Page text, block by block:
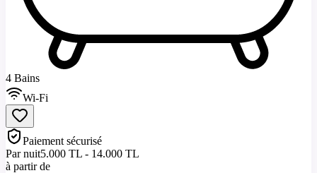
4 Bains
Wi-Fi
Paiement sécurisé
Par nuit5.000 TL - 14.000 TL
à partir de